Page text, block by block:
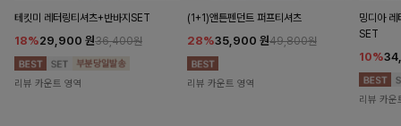
테킷미 레터링티셔츠+반바지SET
18%29,900 원36,400원
리뷰 카운트 영역
(1+1)앤튼펜던트 퍼프티셔츠
28%35,900 원49,800원
리뷰 카운트 영역
밍디아 레
SET
10%
리뷰 카운